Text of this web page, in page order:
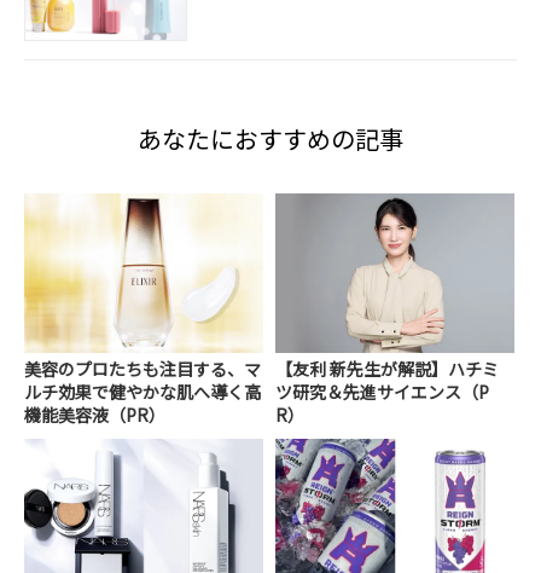
あなたにおすすめの記事
美容のプロたちも注目する、マ
ルチ効果で健やかな肌へ導く高
機能美容液（PR）
【友利 新先生が解説】ハチミ
ツ研究＆先進サイエンス（P
R）